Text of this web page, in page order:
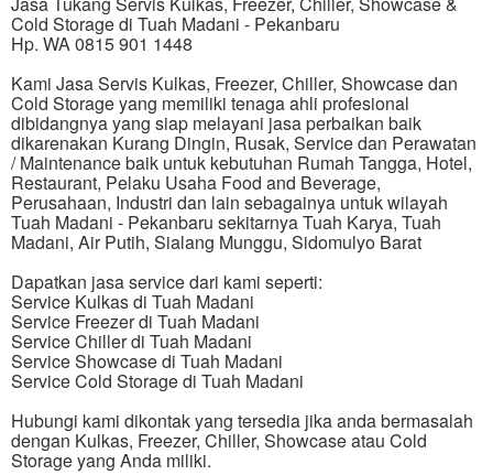
Cold Storage di Tuah Madani - Pekanbaru
Hp. WA 0815 901 1448
Kami Jasa Servis Kulkas, Freezer, Chiller, Showcase dan
Cold Storage yang memiliki tenaga ahli profesional
dibidangnya yang siap melayani jasa perbaikan baik
dikarenakan Kurang Dingin, Rusak, Service dan Perawatan
/ Maintenance baik untuk kebutuhan Rumah Tangga, Hotel,
Restaurant, Pelaku Usaha Food and Beverage,
Perusahaan, Industri dan lain sebagainya untuk wilayah
Tuah Madani - Pekanbaru sekitarnya Tuah Karya, Tuah
Madani, Air Putih, Sialang Munggu, Sidomulyo Barat
Dapatkan jasa service dari kami seperti:
Service Kulkas di Tuah Madani
Service Freezer di Tuah Madani
Service Chiller di Tuah Madani
Service Showcase di Tuah Madani
Service Cold Storage di Tuah Madani
Hubungi kami dikontak yang tersedia jika anda bermasalah
dengan Kulkas, Freezer, Chiller, Showcase atau Cold
Storage yang Anda miliki.